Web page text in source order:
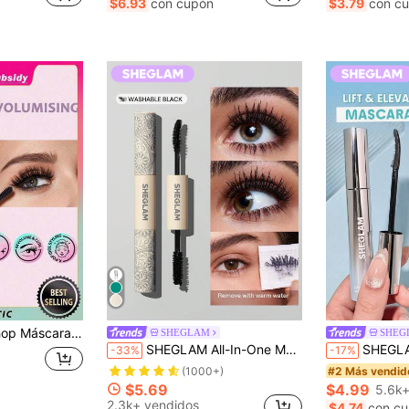
(1000+)
duración y fácil aplicación, maquillaje coreano, regalo del Día de la Madre, 7g/0,25oz SHEGLAM
-33% SHEGLAM All-In-One MáScara De Volumen Y Longitud-Washable Black PestañAs Marca De Belleza CosméTica Maquillaje Para Mujeres Y NiñAs
(1000+)
$5.69
2.3k+ vendidos
-17% SHEGLAM Lift & Elevate Máscara
#2 Más
$4.99